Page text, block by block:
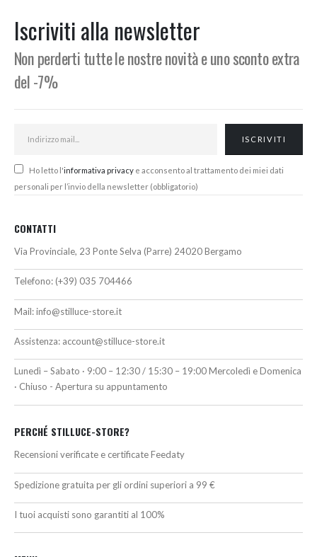
Iscriviti alla newsletter
Non perderti tutte le nostre novità e uno sconto extra
del -7%
Ho letto l'informativa privacy e acconsento al trattamento dei miei dati
personali per l’invio della newsletter (obbligatorio)
CONTATTI
Via Provinciale, 23 Ponte Selva (Parre) 24020 Bergamo
Telefono: (+39) 035 704466
Mail:info@stilluce-store.it
Assistenza: account@stilluce-store.it
Lunedì – Sabato · 9:00 – 12:30 / 15:30 – 19:00 Mercoledì e Domenica
· Chiuso - Apertura su appuntamento
PERCHÉ STILLUCE-STORE?
Recensioni verificate e certificate Feedaty
Spedizione gratuita per gli ordini superiori a 99 €
I tuoi acquisti sono garantiti al 100%